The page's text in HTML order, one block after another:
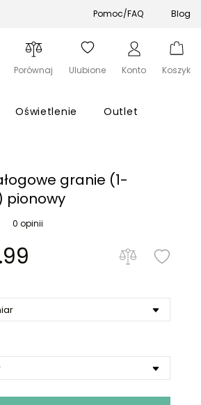
Pomoc/FAQ Blog
Porównaj Ulubione Konto
konto
Koszyk
Oświetlenie Outlet
granie (1-
pionowy
0 opinii